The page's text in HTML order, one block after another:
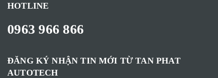
HOTLINE
0963 966 866
ĐĂNG KÝ NHẬN TIN MỚI TỪ TAN PHAT
AUTOTECH